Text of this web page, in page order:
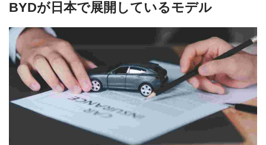
BYDが日本で展開しているモデル